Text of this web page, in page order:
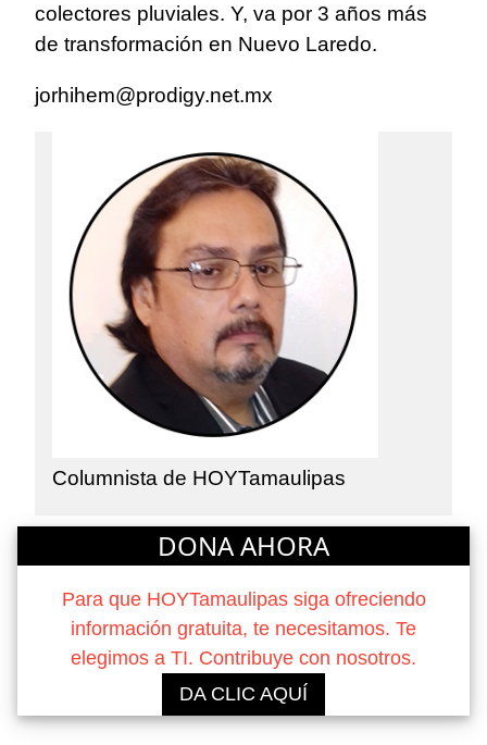
colectores pluviales. Y, va por 3 años más
de transformación en Nuevo Laredo.
jorhihem@prodigy.net.mx
Columnista de HOYTamaulipas
DONA AHORA
Para que HOYTamaulipas siga ofreciendo
información gratuita, te necesitamos. Te
elegimos a TI. Contribuye con nosotros.
DA CLIC AQUÍ